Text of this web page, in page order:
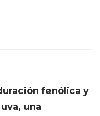
fenólica y
una